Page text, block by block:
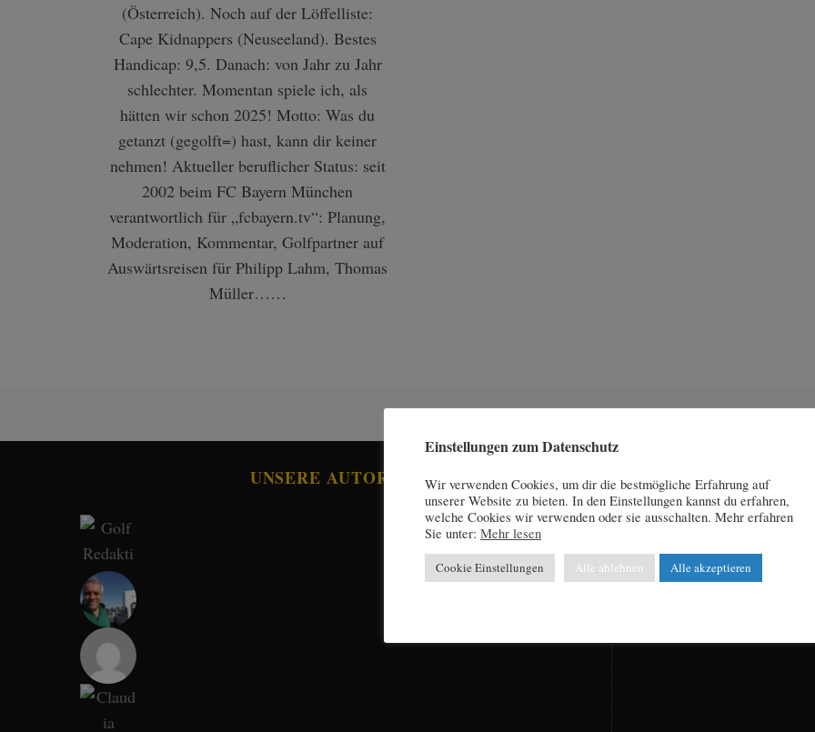
(Österreich). Noch auf der Löffelliste:
Cape Kidnappers (Neuseeland). Bestes
Handicap: 9,5. Danach: von Jahr zu Jahr
schlechter. Momentan spiele ich, als
hätten wir schon 2025! Motto: Was du
getanzt (gegolft=) hast, kann dir keiner
nehmen! Aktueller beruflicher Status: seit
2002 beim FC Bayern München
verantwortlich für „fcbayern.tv“: Planung,
Moderation, Kommentar, Golfpartner auf
Auswärtsreisen für Philipp Lahm, Thomas
Müller……
UNSERE AUTOREN EMPFEHLUNGEN
.
e
a
r
Einstellungen zum Datenschutz
Wir verwenden Cookies, um dir die bestmögliche Erfahrung auf
unserer Website zu bieten. In den Einstellungen kannst du erfahren,
welche Cookies wir verwenden oder sie ausschalten. Mehr erfahren
Sie unter: Mehr lesen
Cookie Einstellungen Alle ablehnen Alle akzeptieren